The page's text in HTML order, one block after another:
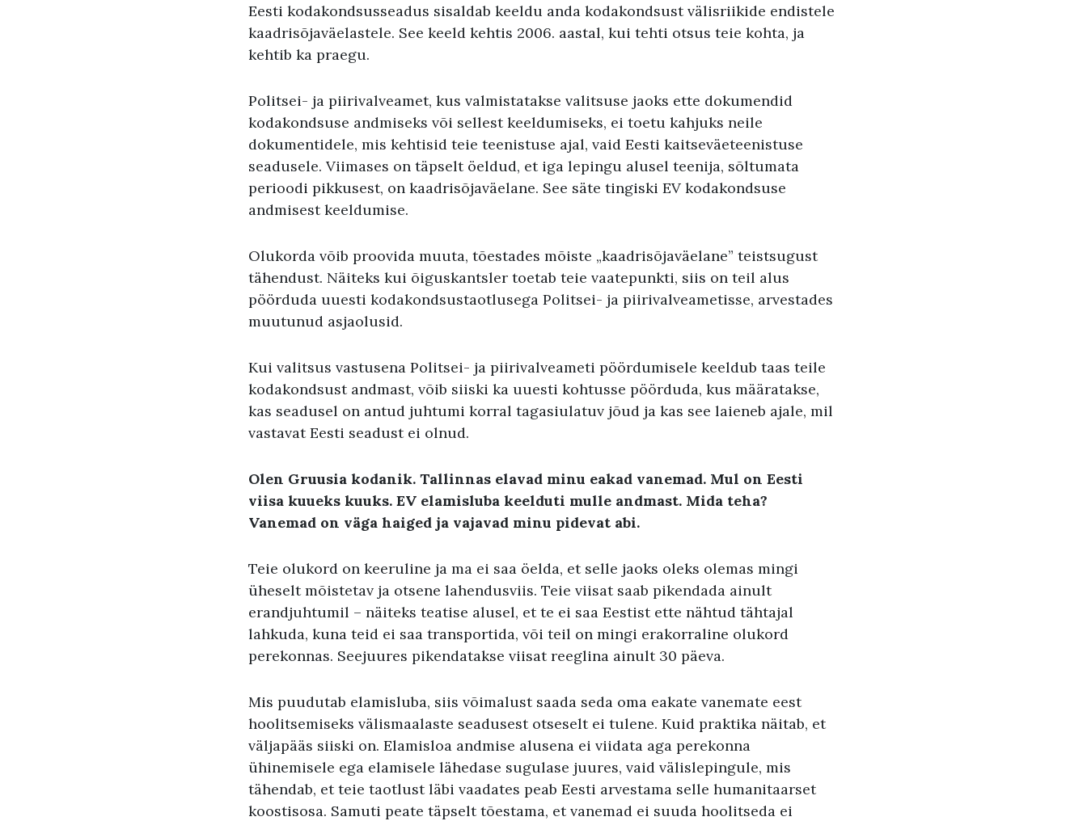
Eesti kodakondsusseadus sisaldab keeldu anda kodakondsust välisriikide endistele
kaadrisõjaväelastele. See keeld kehtis 2006. aastal, kui tehti otsus teie kohta, ja
kehtib ka praegu.
Politsei- ja piirivalveamet, kus valmistatakse valitsuse jaoks ette dokumendid
kodakondsuse andmiseks või sellest keeldumiseks, ei toetu kahjuks neile
dokumentidele, mis kehtisid teie teenistuse ajal, vaid Eesti kaitseväeteenistuse
seadusele. Viimases on täpselt öeldud, et iga lepingu alusel teenija, sõltumata
perioodi pikkusest, on kaadrisõjaväelane. See säte tingiski EV kodakondsuse
andmisest keeldumise.
Olukorda võib proovida muuta, tõestades mõiste „kaadrisõjaväelane” teistsugust
tähendust. Näiteks kui õiguskantsler toetab teie vaatepunkti, siis on teil alus
pöörduda uuesti kodakondsustaotlusega Politsei- ja piirivalveametisse, arvestades
muutunud asjaolusid.
Kui valitsus vastusena Politsei- ja piirivalveameti pöördumisele keeldub taas teile
kodakondsust andmast, võib siiski ka uuesti kohtusse pöörduda, kus määratakse,
kas seadusel on antud juhtumi korral tagasiulatuv jõud ja kas see laieneb ajale, mil
vastavat Eesti seadust ei olnud.
Olen Gruusia kodanik. Tallinnas elavad minu eakad vanemad. Mul on Eesti
viisa kuueks kuuks. EV elamisluba keelduti mulle andmast. Mida teha?
Vanemad on väga haiged ja vajavad minu pidevat abi.
Teie olukord on keeruline ja ma ei saa öelda, et selle jaoks oleks olemas mingi
üheselt mõistetav ja otsene lahendusviis. Teie viisat saab pikendada ainult
erandjuhtumil – näiteks teatise alusel, et te ei saa Eestist ette nähtud tähtajal
lahkuda, kuna teid ei saa transportida, või teil on mingi erakorraline olukord
perekonnas. Seejuures pikendatakse viisat reeglina ainult 30 päeva.
Mis puudutab elamisluba, siis võimalust saada seda oma eakate vanemate eest
hoolitsemiseks välismaalaste seadusest otseselt ei tulene. Kuid praktika näitab, et
väljapääs siiski on. Elamisloa andmise alusena ei viidata aga perekonna
ühinemisele ega elamisele lähedase sugulase juures, vaid välislepingule, mis
tähendab, et teie taotlust läbi vaadates peab Eesti arvestama selle humanitaarset
koostisosa. Samuti peate täpselt tõestama, et vanemad ei suuda hoolitseda ei